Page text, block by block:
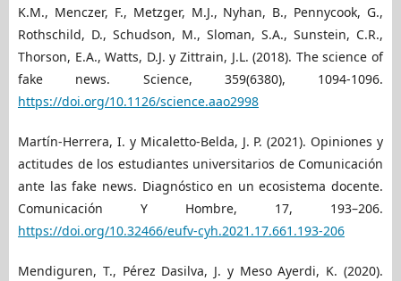
K.M., Menczer, F., Metzger, M.J., Nyhan, B., Pennycook, G.,
Rothschild, D., Schudson, M., Sloman, S.A., Sunstein, C.R.,
Thorson, E.A., Watts, D.J. y Zittrain, J.L. (2018). The science of
fake news. Science, 359(6380), 1094-1096.
https://doi.org/10.1126/science.aao2998
Martín-Herrera, I. y Micaletto-Belda, J. P. (2021). Opiniones y
actitudes de los estudiantes universitarios de Comunicación
ante las fake news. Diagnóstico en un ecosistema docente.
Comunicación Y Hombre, 17, 193–206.
https://doi.org/10.32466/eufv-cyh.2021.17.661.193-206
Mendiguren, T., Pérez Dasilva, J. y Meso Ayerdi, K. (2020).